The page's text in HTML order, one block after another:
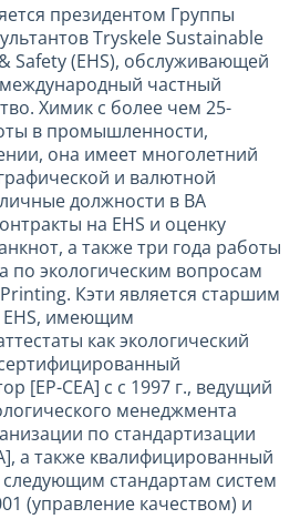
президентом Группы
Tryskele Sustainable
Safety (EHS), обслуживающей
международный частный
Химик с более чем 25-
в промышленности,
она имеет многолетний
и валютной
должности в BA
на EHS и оценку
а также три года работы
по экологическим вопросам
Кэти является старшим
имеющим
как экологический
[EP-CEA] с с 1997 г., ведущий
менеджмента
по стандартизации
а также квалифицированный
стандартам систем
(управление качеством) и